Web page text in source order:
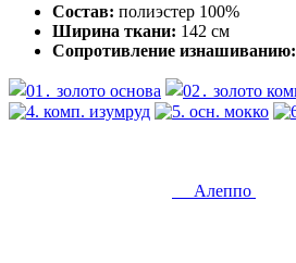
Состав: полиэстер 100%
Ширина ткани: 142 см
Сопротивление изнашиванию:
Алеппо